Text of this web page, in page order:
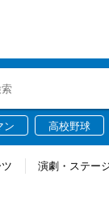
ン 高校野球
演劇・ステー